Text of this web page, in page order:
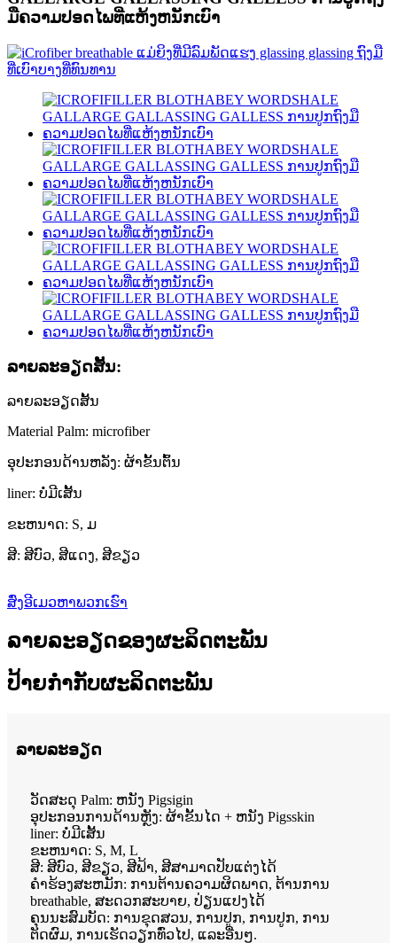
ມືຄວາມປອດໄພທີ່ແຫ້ງຫນັກເບົາ
ລາຍລະອຽດສັ້ນ:
ລາຍລະອຽດສັ້ນ
Material Palm: microfiber
ອຸປະກອນດ້ານຫລັງ: ຜ້າຂັ້ນຕົ້ນ
liner: ບໍ່ມີເສັ້ນ
ຂະຫນາດ: S, ມ
ສີ: ສີບົວ, ສີແດງ, ສີຂຽວ
ສົ່ງອີເມວຫາພວກເຮົາ
ລາຍລະອຽດຂອງຜະລິດຕະພັນ
ປ້າຍກໍາກັບຜະລິດຕະພັນ
ລາຍລະອຽດ
ວັດສະດຸ Palm: ຫນັງ Pigsigin
ອຸປະກອນການດ້ານຫຼັງ: ຜ້າຂັ້ນໄດ + ຫນັງ Pigsskin
liner: ບໍ່ມີເສັ້ນ
ຂະຫນາດ: S, M, L
ສີ: ສີບົວ, ສີຂຽວ, ສີຟ້າ, ສີສາມາດປັບແຕ່ງໄດ້
ຄໍາຮ້ອງສະຫມັກ: ການຕ້ານຄວາມຜິດພາດ, ຕ້ານການ
breathable, ສະດວກສະບາຍ, ປ່ຽນແປງໄດ້
ຄຸນນະສົມບັດ: ການຂຸດສວນ, ການປູກ, ການປູກ, ການ
ຕັດຜົມ, ການເຮັດວຽກທົ່ວໄປ, ແລະອື່ນໆ.